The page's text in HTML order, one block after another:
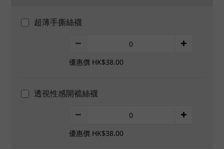
超薄手撕絲襪
優惠價 HK$38.00
透視性感開襠絲襪
優惠價 HK$38.00